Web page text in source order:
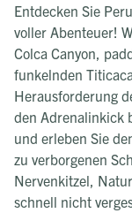
Entdecken Sie
voller Abenteuer!
Colca Canyon,
funkelnden
Herausforderung
den Adrenalinkick
und erleben Sie
zu verborgenen
Nervenkitzel,
schnell nicht